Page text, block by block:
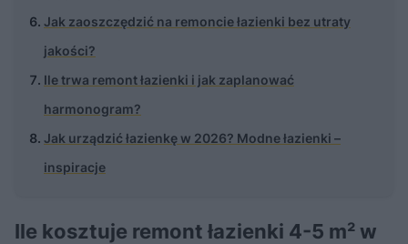
Jak zaoszczędzić na remoncie łazienki bez utraty
jakości?
Ile trwa remont łazienki i jak zaplanować
harmonogram?
Jak urządzić łazienkę w 2026? Modne łazienki –
inspiracje
Ile kosztuje remont łazienki 4-5 m² w